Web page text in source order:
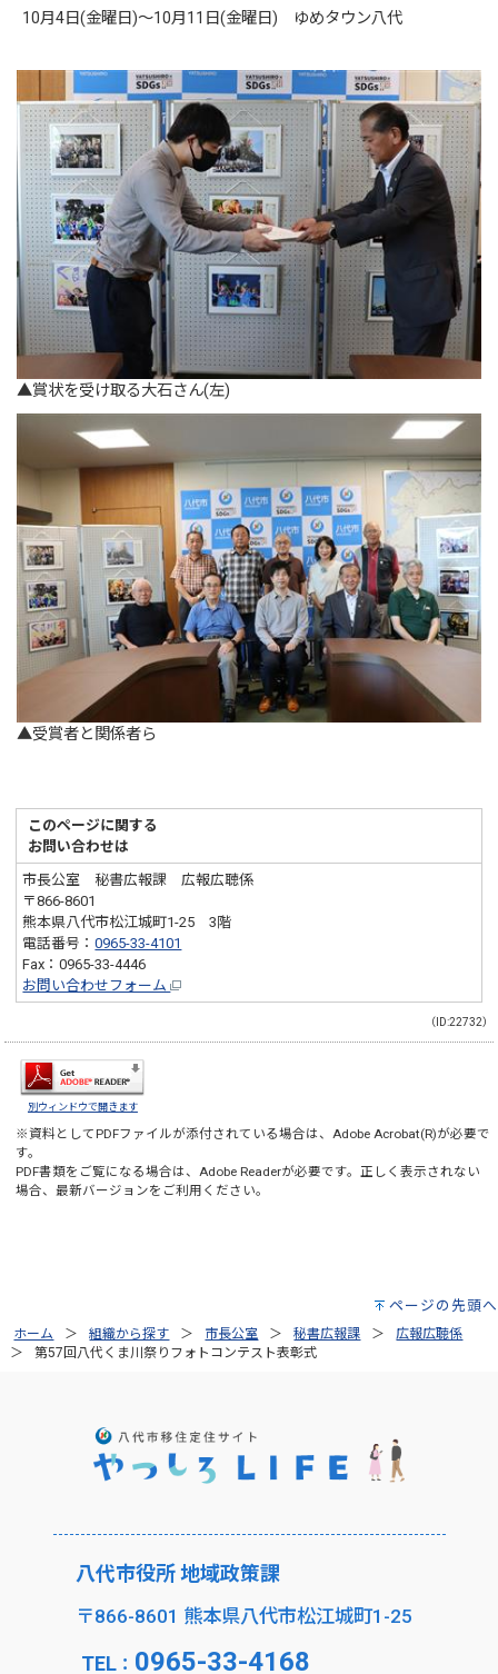
10月4日(金曜日)～10月11日(金曜日) ゆめタウン八代
▲賞状を受け取る大石さん(左)
▲受賞者と関係者ら
このページに関する
お問い合わせは
市長公室 秘書広報課 広報広聴係
〒866-8601
熊本県八代市松江城町1-25 3階
電話番号：0965-33-4101
Fax：0965-33-4446
お問い合わせフォーム
（ID:22732）
別ウィンドウで開きます
※資料としてPDFファイルが添付されている場合は、Adobe Acrobat(R)が必要で
す。
PDF書類をご覧になる場合は、Adobe Readerが必要です。正しく表示されない
場合、最新バージョンをご利用ください。
ページの先頭へ
ホーム 組織から探す 市長公室 秘書広報課
広報広聴係
第57回八代くま川祭りフォトコンテスト表彰式
八代市役所 地域政策課
〒866-8601 熊本県八代市松江城町1-25
TEL： 0965-33-4168